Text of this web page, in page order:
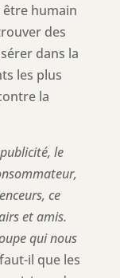
être humain
des
dans la
les plus
la
le
ce
et amis.
qui nous
il que les